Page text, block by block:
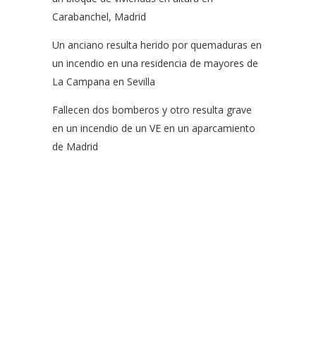
Carabanchel, Madrid
Un anciano resulta herido por quemaduras en
un incendio en una residencia de mayores de
La Campana en Sevilla
Fallecen dos bomberos y otro resulta grave
en un incendio de un VE en un aparcamiento
de Madrid